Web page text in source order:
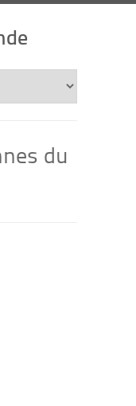
du